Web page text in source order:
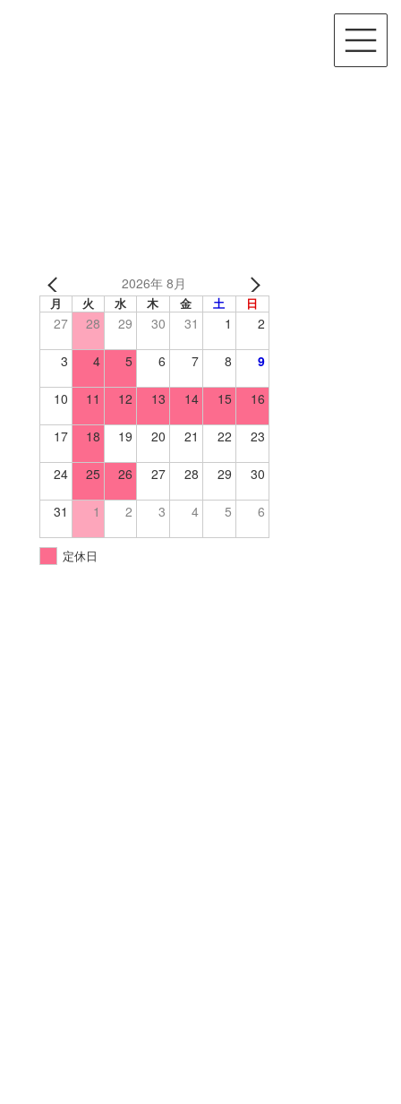
2026年 8月
月 火 水 木 金 土 日
27 28 29 30 31 1 2
3 4 5 6 7 8 9
10 11 12 13 14 15 16
17 18 19 20 21 22 23
24 25 26 27 28 29 30
31 1 2 3 4 5 6
定休日